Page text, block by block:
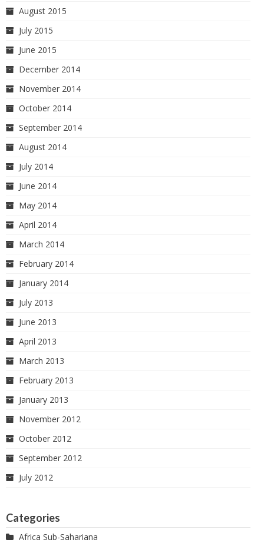
August 2015
July 2015
June 2015
December 2014
November 2014
October 2014
September 2014
August 2014
July 2014
June 2014
May 2014
April 2014
March 2014
February 2014
January 2014
July 2013
June 2013
April 2013
March 2013
February 2013
January 2013
November 2012
October 2012
September 2012
July 2012
Categories
Africa Sub-Sahariana